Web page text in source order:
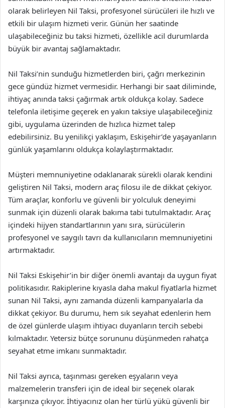
olarak belirleyen Nil Taksi, profesyonel sürücüleri ile hızlı ve
etkili bir ulaşım hizmeti verir. Günün her saatinde
ulaşabileceğiniz bu taksi hizmeti, özellikle acil durumlarda
büyük bir avantaj sağlamaktadır.
Nil Taksi’nin sunduğu hizmetlerden biri, çağrı merkezinin
gece gündüz hizmet vermesidir. Herhangi bir saat diliminde,
ihtiyaç anında taksi çağırmak artık oldukça kolay. Sadece
telefonla iletişime geçerek en yakın taksiye ulaşabileceğiniz
gibi, uygulama üzerinden de hızlıca hizmet talep
edebilirsiniz. Bu yenilikçi yaklaşım, Eskişehir’de yaşayanların
günlük yaşamlarını oldukça kolaylaştırmaktadır.
Müşteri memnuniyetine odaklanarak sürekli olarak kendini
geliştiren Nil Taksi, modern araç filosu ile de dikkat çekiyor.
Tüm araçlar, konforlu ve güvenli bir yolculuk deneyimi
sunmak için düzenli olarak bakıma tabi tutulmaktadır. Araç
içindeki hijyen standartlarının yanı sıra, sürücülerin
profesyonel ve saygılı tavrı da kullanıcıların memnuniyetini
artırmaktadır.
Nil Taksi Eskişehir’in bir diğer önemli avantajı da uygun fiyat
politikasıdır. Rakiplerine kıyasla daha makul fiyatlarla hizmet
sunan Nil Taksi, aynı zamanda düzenli kampanyalarla da
dikkat çekiyor. Bu durumu, hem sık seyahat edenlerin hem
de özel günlerde ulaşım ihtiyacı duyanların tercih sebebi
kılmaktadır. Yetersiz bütçe sorununu düşünmeden rahatça
seyahat etme imkanı sunmaktadır.
Nil Taksi ayrıca, taşınması gereken eşyaların veya
malzemelerin transferi için de ideal bir seçenek olarak
karşınıza çıkıyor. İhtiyacınız olan her türlü yükü güvenli bir